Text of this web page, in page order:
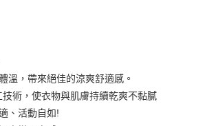
溫，帶來絕佳的涼爽舒適感。
術，使衣物與肌膚持續乾爽不黏膩
、活動自如!